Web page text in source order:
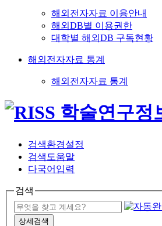
해외전자자료 이용안내
해외DB별 이용권한
대학별 해외DB 구독현황
해외전자자료 통계
해외전자자료 통계
검색환경설정
검색도움말
다국어입력
검색
상세검색